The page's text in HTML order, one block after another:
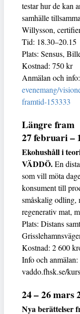
testar hur de kan
samhälle
Willysson,
Tid: 18.30–20.15
Plats: Sensus,
Kostnad: 750 kr
Anmälan och info:
evenemang/
framtid-153333
Längre fram
27 februari –
Ekohushåll i
VÄDDÖ.En
som vill möta
konsument till
småskalig odling,
regenerativ mat,
Plats: Distans
Kostnad: 2 600
Info och anmälan:
vaddo.fhsk.se/
24 – 26 mars
Nya berättelser